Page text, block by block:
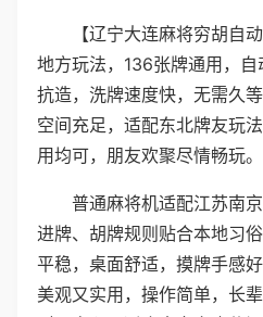
【辽宁大连麻将穷胡自
地方玩法，136张牌通用，
抗造，洗牌速度快，无需久
空间充足，适配东北牌友玩
用均可，朋友欢聚尽情畅玩。
普通麻将机适配江苏南
进牌、胡牌规则贴合本地习
平稳，桌面舒适，摸牌手感
美观又实用，操作简单，长